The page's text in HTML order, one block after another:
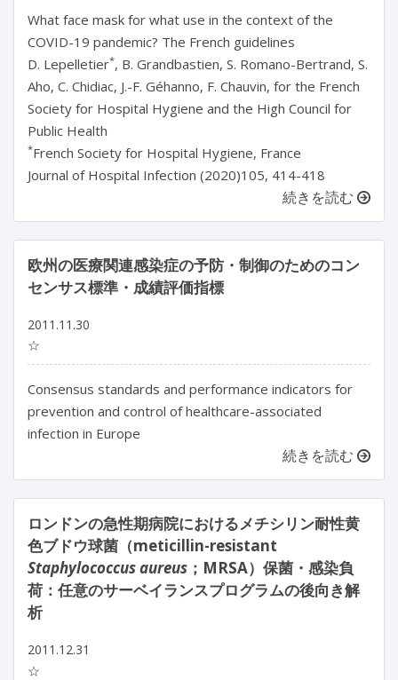
What face mask for what use in the context of the
COVID-19 pandemic? The French guidelines
D. Lepelletier*, B. Grandbastien, S. Romano-Bertrand, S.
Aho, C. Chidiac, J.-F. Géhanno, F. Chauvin, for the French
Society for Hospital Hygiene and the High Council for
Public Health
*French Society for Hospital Hygiene, France
Journal of Hospital Infection (2020)105, 414-418
続きを読む
欧州の医療関連感染症の予防・制御のためのコン
センサス標準・成績評価指標
2011.11.30
☆
Consensus standards and performance indicators for
prevention and control of healthcare-associated
infection in Europe
続きを読む
ロンドンの急性期病院におけるメチシリン耐性黄
色ブドウ球菌（meticillin-resistant
Staphylococcus aureus ；MRSA）保菌・感染負
荷：任意のサーベイランスプログラムの後向き解
析
2011.12.31
☆